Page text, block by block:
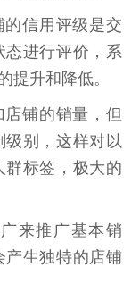
信用评级是交
态进行评价，系
提升和降低。
铺的销量，但
别，这样对以
群标签，极大的
来推广基本销
产生独特的店铺